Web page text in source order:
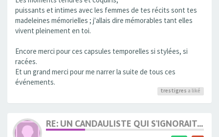
puissants et intimes avec les femmes de tes récits sont tes
madeleines mémorielles ; j'allais dire mémorables tant elles
vivent pleinement en toi.
Encore merci pour ces capsules temporelles si stylées, si
racées.
Et un grand merci pour me narrer la suite de tous ces
événements.
trestigres a liké
RE: UN CANDAULISTE QUI S'IGNORAIT...